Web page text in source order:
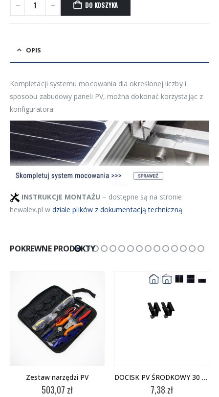
DO KOSZYKA
OPIS
Kompletacji systemu mocowania dla określonej liczby i
sposobu zabudowy paneli PV, można dokonać korzystając z
konfiguratora:
INSTRUKCJE MONTAŻU – dostępne są na stronie
hewalex.pl w dziale plików z dokumentacją techniczną
POKREWNE PRODUKTY
Zestaw narzędzi PV
503,07 zł
DOCISK PV ŚRODKOWY 30 CZARNY – KPL (2 SZT)
7,38 zł